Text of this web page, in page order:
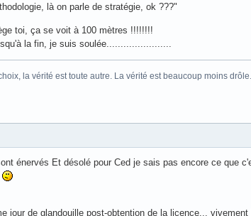
là on parle de stratégie, ok ???"
toi, ça se voit à 100 mètres !!!!!!!!
la fin, je suis soulée.......................
la vérité est toute autre. La vérité est beaucoup moins drôle.
énervés Et désolé pour Ced je sais pas encore ce que
jour de glandouille post-obtention de la licence... vivement